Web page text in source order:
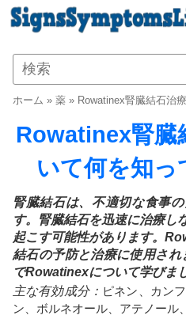
ホーム » 薬 » Rowatinex腎臓結石治
Rowatinex腎臓
いて何を知っ
腎臓結石は、不適切な食事
す。腎臓結石を迅速に治療し
起こす可能性があります。
結石の予防と治療に使用さ
でRowatinexについて学びま
主な有効成分： ピネン、カン
ン、ボルネオール、アテノール